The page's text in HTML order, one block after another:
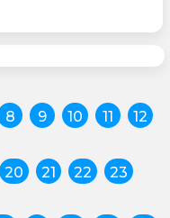
8 9 10 11 12
20 21 22 23